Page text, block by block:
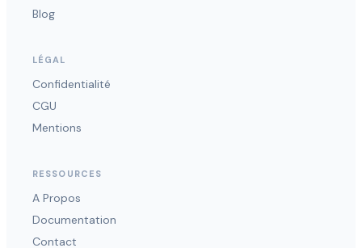
Blog
LÉGAL
Confidentialité
CGU
Mentions
RESSOURCES
A Propos
Documentation
Contact